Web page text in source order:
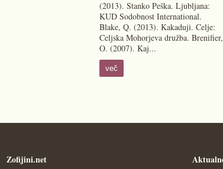
(2013). Stanko Peška. Ljubljana:
KUD Sodobnost International.
Blake, Q. (2013). Kakaduji. Celje:
Celjska Mohorjeva družba. Brenifier,
O. (2007). Kaj...
več
Zofijini.net